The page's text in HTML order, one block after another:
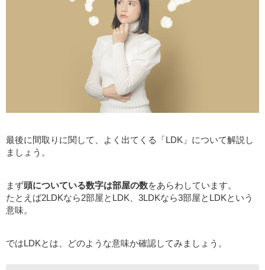
最後に間取りに関して、よく出てくる「LDK」について解説し
ましょう。
まず頭についている数字は部屋の数をあらわしています。
たとえば2LDKなら2部屋とLDK、3LDKなら3部屋とLDKという
意味。
ではLDKとは、どのような意味か確認してみましょう。